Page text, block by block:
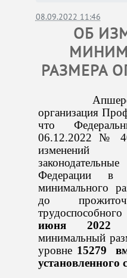
08.09.2022 11:46
ОБ
РАЗМЕРА
организация
что
06.12.2022 №
Федерации в
минимального
до
июня
минимальный
уровне 15279
установленного